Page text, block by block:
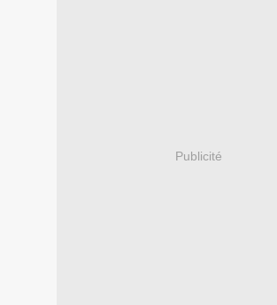
Publicité